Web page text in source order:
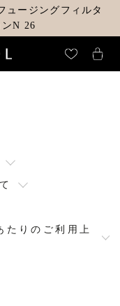
ュージングフィルタ
N 26
たりのご利用上